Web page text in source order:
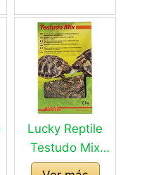
reptiles
Lucky Reptile
Testudo Mix
80g - Alimento